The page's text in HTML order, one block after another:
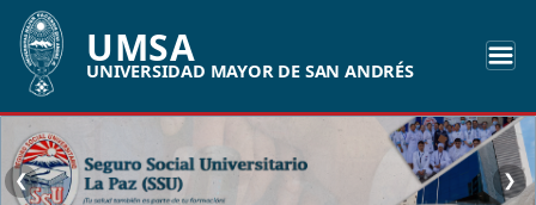
UMSA
UNIVERSIDAD MAYOR DE SAN ANDRÉS
❮ ❯